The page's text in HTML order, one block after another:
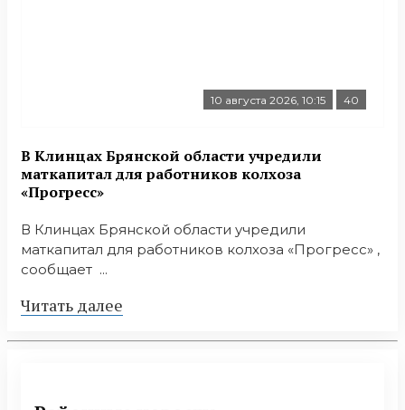
10 августа 2026, 10:15 40
В Клинцах Брянской области учредили
маткапитал для работников колхоза
«Прогресс»
В Клинцах Брянской области учредили
маткапитал для работников колхоза «Прогресс» ,
сообщает ...
Читать далее